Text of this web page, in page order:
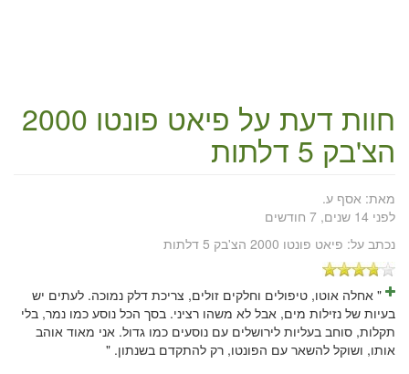
חוות דעת על פיאט פונטו 2000
הצ'בק 5 דלתות
מאת: אסף ע.
לפני 14 שנים, 7 חודשים
נכתב על: פיאט פונטו 2000 הצ'בק 5 דלתות
" אחלה אוטו, טיפולים וחלקים זולים, צריכת דלק נמוכה. לעתים יש
בעיות של נזילות מים, אבל לא משהו רציני. בסך הכל נוסע כמו נמר, בלי
תקלות, סוחב בעליות לירושלים עם נוסעים כמו גדול. אני מאוד אוהב
אותו, ושוקל להשאר עם הפונטו, רק להתקדם בשנתון. "